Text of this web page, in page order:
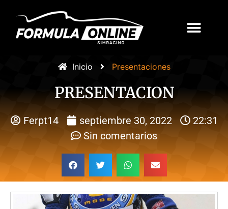
Inicio Presentaciones
PRESENTACION
Ferpt14 septiembre 30, 2022
22:31
Sin comentarios